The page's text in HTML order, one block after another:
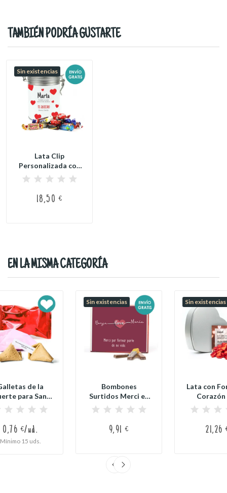
TAMBIÉN PODRÍA GUSTARTE
Sin existencias
Lata Clip
Personalizada con
Bombones para
San...
18,50 €
EN LA MISMA CATEGORÍA
de la
para San
Valentín
0,76 €/ud.
Mínimo 15 uds.
Sin existencias
Bombones
Surtidos Merci en
Caja
Personalizada...
9,91 €
Sin existencias
Lata con
Corazón
21,26